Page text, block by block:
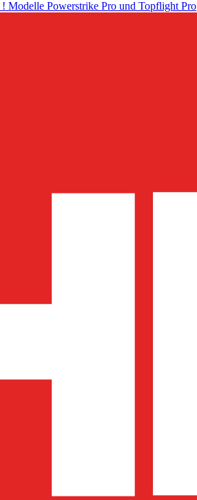
! Modelle Powerstrike Pro und Topflight Pro